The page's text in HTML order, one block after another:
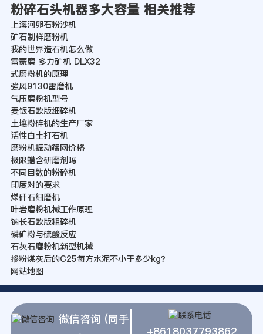
粉碎石头机器多大容量 相关推荐
上海河卵石粉沙机
矿石制样磨粉机
我的世界造石机怎么做
雷蒙磨 多力矿机 DLX32
式磨粉机的原理
強风9130雷磨机
气压磨粉机型号
麦饭石欧版细碎机
土壤粉碎机的生产厂家
活性白土打石机
磨粉机振动筛网价格
极限蜡含研磨剂吗
不同目数的粉碎机
印度对的要求
煤矸石细磨机
叶岩磨粉机械工作原理
钠长石欧版粗碎机
磷矿粉与硫酸反应
石灰石磨粉机新型机械
掺粉煤灰后的C25每方水泥不小于多少kg？
网站地图
微信咨询 (同手